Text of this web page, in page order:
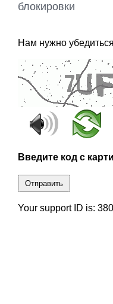
блокировки
Нам нужно
Введите код с
Отправить
Your support ID is: